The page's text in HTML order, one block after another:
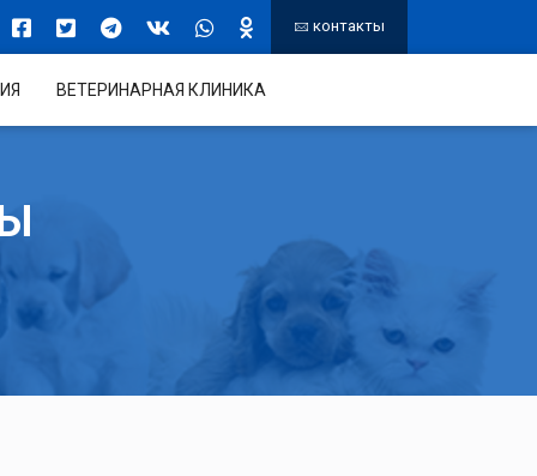
контакты
ВЕТЕРИНАРНАЯ КЛИНИКА